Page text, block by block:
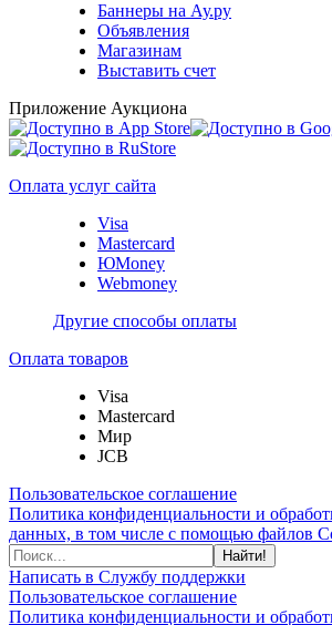
Баннеры на Ау.ру
Объявления
Магазинам
Выставить счет
Приложение Аукциона
Оплата услуг сайта
Visa
Mastercard
ЮMoney
Webmoney
Другие способы оплаты
Оплата товаров
Visa
Mastercard
Мир
JCB
Пользовательское соглашение
Политика конфиденциальности и
данных, в том числе с помощью файлов
Найти!
Написать в Службу поддержки
Пользовательское соглашение
Политика конфиденциальности и